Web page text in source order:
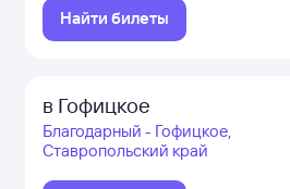
Найти билеты
в Гофицкое
Благодарный - Гофицкое,
Ставропольский край